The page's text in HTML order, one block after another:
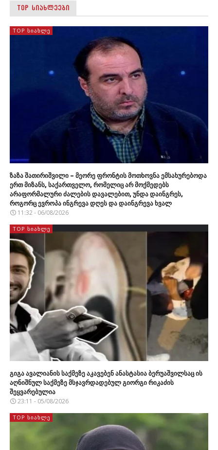
TOP ᲡᲘᲐᲮᲚᲔᲔᲑᲘ
TOP ᲡᲘᲐᲮᲚᲔ
ზაზა შათირიშვილი – მეორე ფრონტის მოთხოვნა ემსახურებოდა
ერთ მიზანს, საქართველო, რომელიც არ მოქმედებს
არაფორმალური ძალების დავალებით, უნდა დაინგრეს,
როგორც ევროპა ინგრევა დღეს და დაინგრევა ხვალ
11:32 - 06/08/2026
TOP ᲡᲘᲐᲮᲚᲔ
გიგა ავალიანის საქმეზე აკავებენ ანასტასია ბერუაშვილსაც ის
აღნიშნულ საქმეზე მსჯავრდადებულ გიორგი რიკაძის
შეყვარებულია
23:11 - 05/08/2026
TOP ᲡᲘᲐᲮᲚᲔ